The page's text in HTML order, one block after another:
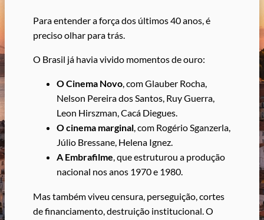
Para entender a força dos últimos 40 anos, é
preciso olhar para trás.
O Brasil já havia vivido momentos de ouro:
O Cinema Novo, com Glauber Rocha,
Nelson Pereira dos Santos, Ruy Guerra,
Leon Hirszman, Cacá Diegues.
O cinema marginal, com Rogério Sganzerla,
Júlio Bressane, Helena Ignez.
A Embrafilme, que estruturou a produção
nacional nos anos 1970 e 1980.
Mas também viveu censura, perseguição, cortes
de financiamento, destruição institucional. O